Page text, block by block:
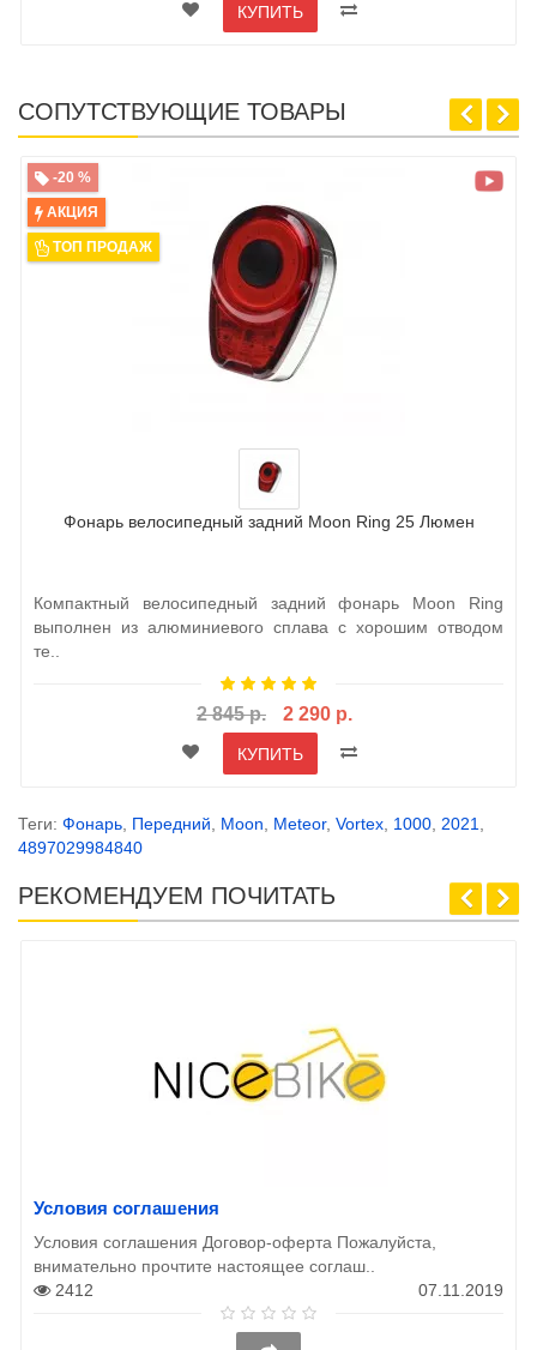
КУПИТЬ
СОПУТСТВУЮЩИЕ ТОВАРЫ
-20 %
АКЦИЯ
ТОП ПРОДАЖ
Фонарь велосипедный задний Moon Ring 25 Люмен
Компактный велосипедный задний фонарь Moon Ring
выполнен из алюминиевого сплава с хорошим отводом
те..
2 845 р. 2 290 р.
КУПИТЬ
Теги: Фонарь Передний Moon Meteor, Vortex 1000 2021
4897029984840
РЕКОМЕНДУЕМ ПОЧИТАТЬ
Условия соглашения
Условия соглашения Договор-оферта Пожалуйста,
внимательно прочтите настоящее соглаш..
2412
07.11.2019